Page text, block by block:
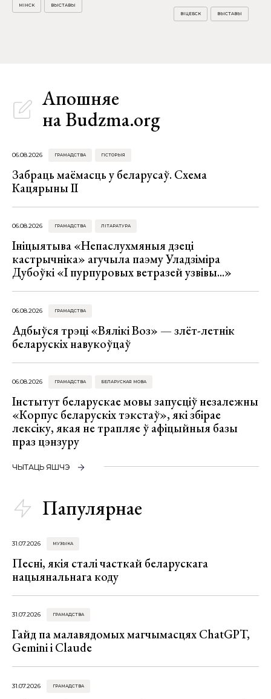
МІНСК
ВЫСТАВЫ
ВІЦЕБСК
ВЫСТАВЫ
Апошняе
на Budzma.org
06.08.2026 ГРАМАДСТВА ГІСТОРЫЯ
Забраць маёмасць у беларусаў. Схема
Кацярыны ІІ
06.08.2026 ГРАМАДСТВА ЛІТАРАТУРА
Ініцыятыва «Непаслухмяныя дзеці
кастрычніка» агучыла паэму Уладзіміра
Дубоўкі «І пурпуровых ветразей узвівы...»
06.08.2026 ГРАМАДСТВА
Адбыўся трэці «Вялікі Воз» — злёт-летнік
беларускіх навукоўцаў
06.08.2026 ГРАМАДСТВА БЕЛАРУСКАЯ МОВА
Інстытут беларускае мовы запусціў незалежны
«Корпус беларускіх тэкстаў», які збірае
лексіку, якая не трапляе ў афіцыйныя базы
праз цэнзуру
ЧЫТАЦЬ ЯШЧЭ
Папулярнае
31.07.2026 МУЗЫКА
Песні, якія сталі часткай беларускага
нацыянальнага коду
31.07.2026 ГРАМАДСТВА
Гайд па малавядомых магчымасцях ChatGPT,
Gemini і Claude
31.07.2026 ГРАМАДСТВА